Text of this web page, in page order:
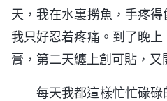
天，我在水裏撈魚，手疼
我只好忍着疼痛。到了晚
膏，第二天纏上創可貼，又
每天我都這樣忙忙碌